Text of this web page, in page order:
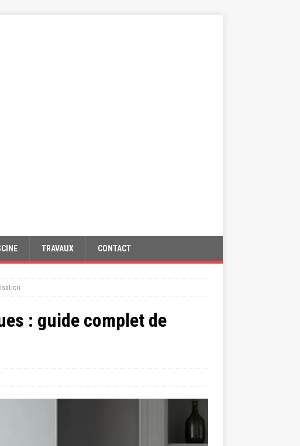
TRAVAUX CONTACT
: guide complet de